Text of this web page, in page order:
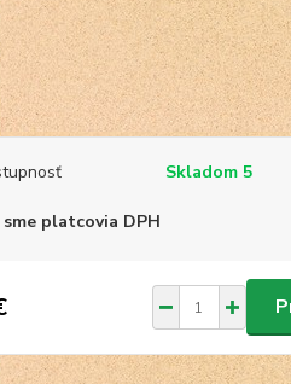
Skladom 5
sme platcovia DPH